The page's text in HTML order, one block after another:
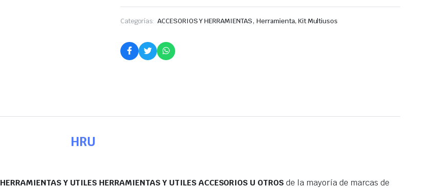
Categorías: ACCESORIOS Y HERRAMIENTAS, Herramienta, Kit Multiusos
HRU
HERRAMIENTAS Y UTILES HERRAMIENTAS Y UTILES ACCESORIOS U OTROSde la mayoría de marcas de